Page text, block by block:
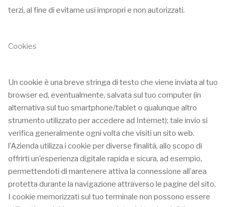
terzi, al fine di evitarne usi impropri e non autorizzati.
Cookies
Un cookie è una breve stringa di testo che viene inviata al tuo
browser ed, eventualmente, salvata sul tuo computer (in
alternativa sul tuo smartphone/tablet o qualunque altro
strumento utilizzato per accedere ad Internet); tale invio si
verifica generalmente ogni volta che visiti un sito web.
l’Azienda utilizza i cookie per diverse finalità, allo scopo di
offrirti un’esperienza digitale rapida e sicura, ad esempio,
permettendoti di mantenere attiva la connessione all’area
protetta durante la navigazione attraverso le pagine del sito.
I cookie memorizzati sul tuo terminale non possono essere